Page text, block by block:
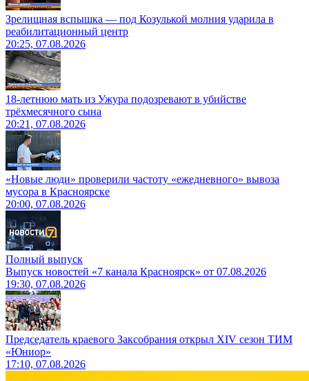
Зрелищная вспышка — под Козулькой молния ударила в
реабилитационный центр
20:25, 07.08.2026
18-летнюю мать из Ужура подозревают в убийстве
трёхмесячного сына
20:21, 07.08.2026
«Новые люди» проверили частоту «ежедневного» вывоза
мусора в Красноярске
20:00, 07.08.2026
Полный выпуск
Выпуск новостей «7 канала Красноярск» от 07.08.2026
19:30, 07.08.2026
Председатель краевого Заксобрания открыл XIV сезон ТИМ
«Юниор»
17:10, 07.08.2026